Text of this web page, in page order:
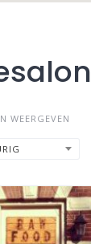
WEERGEVEN